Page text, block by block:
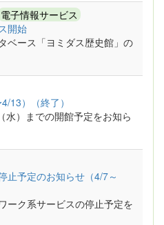
子情報サービス
開始
ベース「ヨミダス歴史館」の
13）（終了）
水）までの開館予定をお知ら
止予定のお知らせ（4/7～
ーク系サービスの停止予定を